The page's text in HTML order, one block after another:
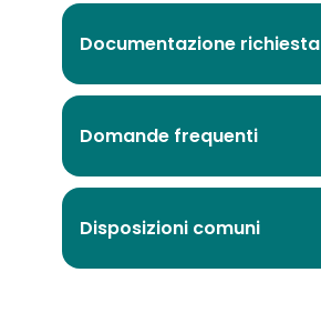
Documentazione richiesta
Domande frequenti
Disposizioni comuni